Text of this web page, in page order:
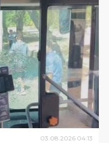
03.08.2026 04:13